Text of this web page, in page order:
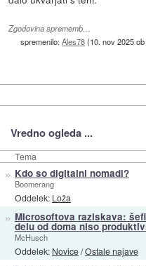
Zgodovina sprememb…
spremenilo:Ales78(10. nov 2025
Vredno ogleda ...
Tema
» Kdo so digitalni nomadi?
Boomerang
Oddelek: Loža
» Microsoftova raziskava:
delu od doma niso
McHusch
Oddelek: Novice/Ostale najave